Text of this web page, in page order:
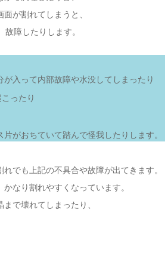
が割れてしまうと、
障したりします。
が入って内部故障や水没してしまったり
ったり
がおちていて踏んで怪我したりします。
でも上記の不具合や故障が出てきます。
なり割れやすくなっています。
で壊れてしまったり、